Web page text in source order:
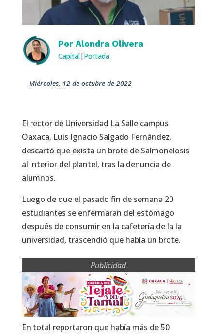
Por Alondra Olivera
Capital| Portada
miércoles, 12 de octubre de 2022
El rector de Universidad La Salle campus
Oaxaca, Luis Ignacio Salgado Fernández,
descartó que exista un brote de Salmonelosis
al interior del plantel, tras la denuncia de
alumnos.
Luego de que el pasado fin de semana 20
estudiantes se enfermaran del estómago
después de consumir en la cafetería de la la
universidad, trascendió que había un brote.
Publicidad
En total reportaron que había más de 50